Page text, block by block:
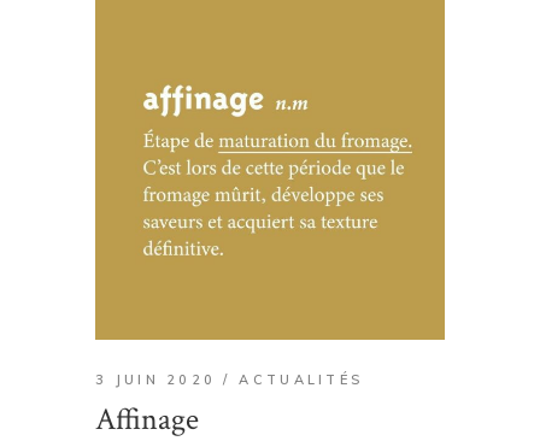
3 JUIN 2020 ACTUALITÉS
Affinage